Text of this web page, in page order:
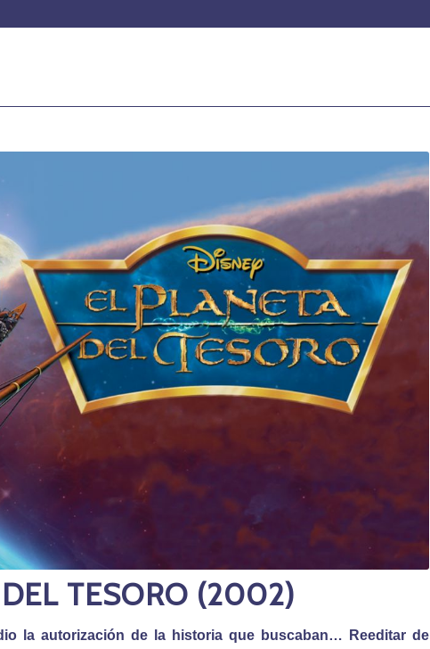
TESORO (2002)
la autorización de la historia que buscaban… Reeditar de